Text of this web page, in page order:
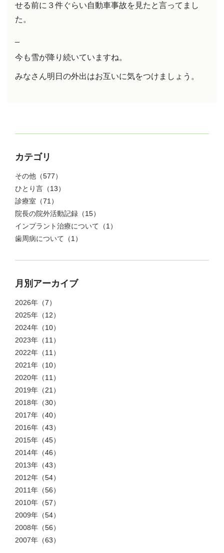
せる前に３件ぐらい自動車事故を見たと言ってまし
た。
今も雪が降り続いていますね。
みなさん明日の外出はお互いに気をつけましょう。
カテゴリ
その他 （577）
ひとり言 （13）
診療室 （71）
院長の院外活動記録 （15）
インプラント治療について （1）
歯周病について （1）
月別アーカイブ
2026年 （7）
2025年 （12）
2024年 （10）
2023年 （11）
2022年 （11）
2021年 （10）
2020年 （11）
2019年 （21）
2018年 （30）
2017年 （40）
2016年 （43）
2015年 （45）
2014年 （46）
2013年 （43）
2012年 （54）
2011年 （56）
2010年 （57）
2009年 （54）
2008年 （56）
2007年 （63）